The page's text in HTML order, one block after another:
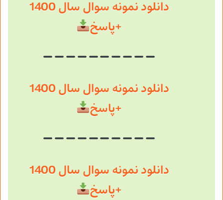
دانلود نمونه سوال سال 1400
+پاسخ
دانلود نمونه سوال سال 1400
+پاسخ
دانلود نمونه سوال سال 1400
+پاسخ